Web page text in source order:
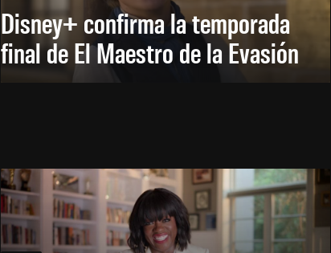
Disney+ confirma la temporada
final de El Maestro de la Evasión